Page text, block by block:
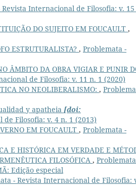
Internacional de Filosofia: v. 15
DO SUJEITO EM FOUCAULT ,
ESTRUTURALISTA? , Problemata -
ÂMBITO DA OBRA VIGIAR E PUNIR
de Filosofia: v. 11 n. 1 (2020)
NO NEOLIBERALISMO: ,
y apatheia [doi:
Filosofia: v. 4 n. 1 (2013)
EM FOUCAULT , Problemata -
E HISTÓRICA EM VERDADE E
FILOSÓFICA ,
Edição especial
- Revista Internacional de Filosofia: